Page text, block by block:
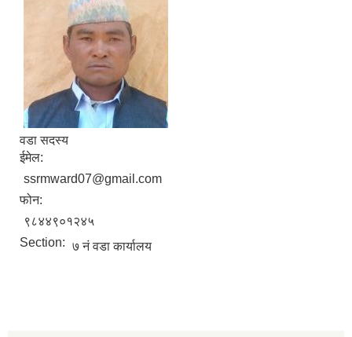
वडा सदस्य
ईमेल:
ssrmward07@gmail.com
फोन:
९८४४९०१२४५
Section: ७ नं वडा कार्यालय